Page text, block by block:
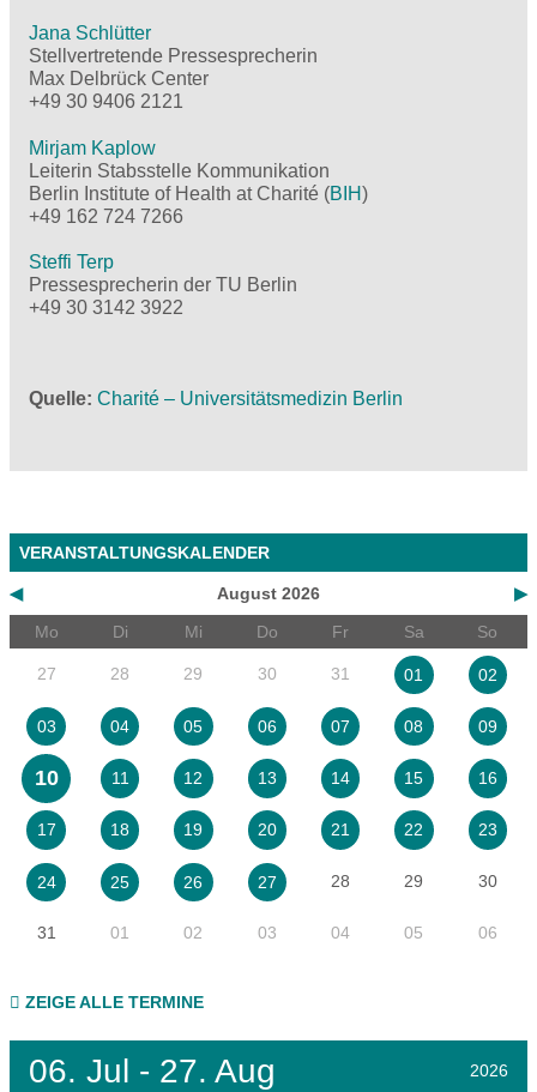
Jana Schlütter
Stellvertretende Pressesprecherin
Max Delbrück Center
+49 30 9406 2121
Mirjam Kaplow
Leiterin Stabsstelle Kommunikation
Berlin Institute of Health at Charité (BIH)
+49 162 724 7266
Steffi Terp
Pressesprecherin der TU Berlin
+49 30 3142 3922
Quelle Charité – Universitätsmedizin Berlin
VERANSTALTUNGSKALENDER
◀ ▶
August 2026
Mo
Di Mi Do Fr Sa So
27 28 29 30 31 01 02
03 04 05 06 07 08 09
10 11 12 13 14 15 16
17 18 19 20 21 22 23
24 25 26 27 28 29 30
31 01 02 03 04 05 06
ZEIGE ALLE TERMINE
06. Jul - 27. Aug 2026